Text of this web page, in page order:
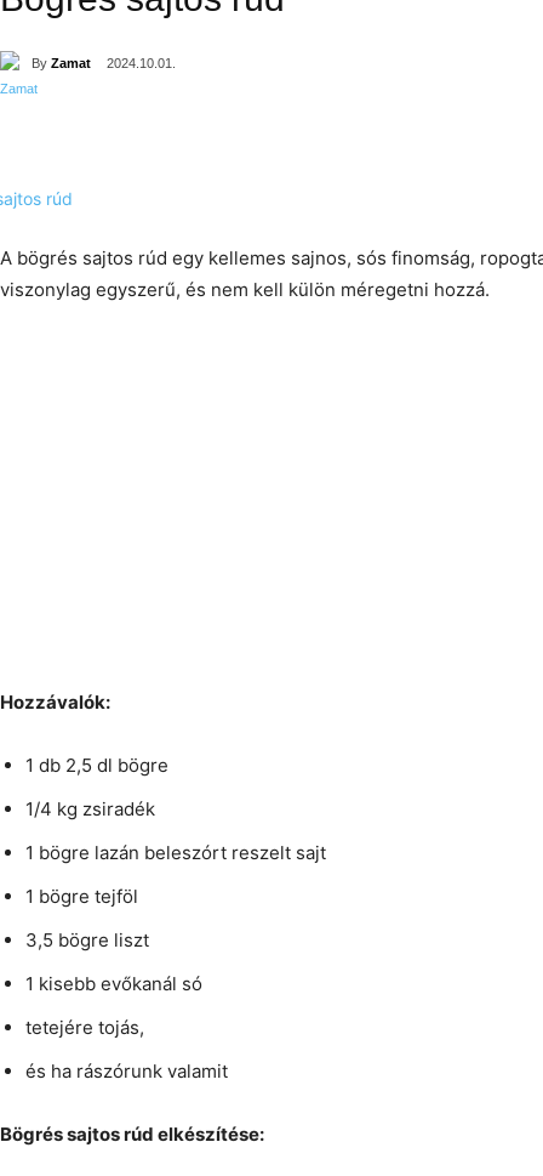
By Zamat 2024.10.01.
A bögrés sajtos rúd egy kellemes sajnos, sós finomság,
viszonylag egyszerű, és nem kell külön méregetni hozzá.
Hozzávalók:
1 db 2,5 dl bögre
1/4 kg zsiradék
1 bögre lazán beleszórt reszelt sajt
1 bögre tejföl
3,5 bögre liszt
1 kisebb evőkanál só
tetejére tojás,
és ha rászórunk valamit
Bögrés sajtos rúd elkészítése: